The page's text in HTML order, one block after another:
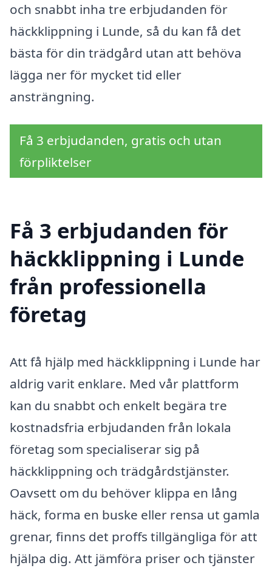
och snabbt inha tre erbjudanden för
häckklippning i Lunde, så du kan få det
bästa för din trädgård utan att behöva
lägga ner för mycket tid eller
ansträngning.
Få 3 erbjudanden, gratis och utan
förpliktelser
Få 3 erbjudanden för
häckklippning i Lunde
från professionella
företag
Att få hjälp med häckklippning i Lunde har
aldrig varit enklare. Med vår plattform
kan du snabbt och enkelt begära tre
kostnadsfria erbjudanden från lokala
företag som specialiserar sig på
häckklippning och trädgårdstjänster.
Oavsett om du behöver klippa en lång
häck, forma en buske eller rensa ut gamla
grenar, finns det proffs tillgängliga för att
hjälpa dig. Att jämföra priser och tjänster